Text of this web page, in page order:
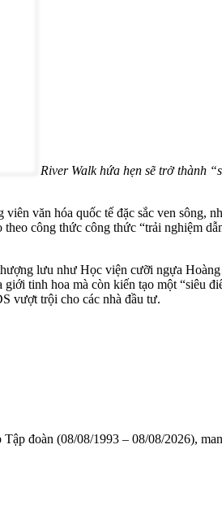
River Walk hứa hẹn sẽ trở thành
văn hóa quốc tế đặc sắc ven sông,
công thức công thức “trải nghiệm
lưu như Học viện cưỡi ngựa
tinh hoa mà còn kiến tạo một “siêu
vượt trội cho các nhà đầu tư.
đoàn (08/08/1993 – 08/08/2026),